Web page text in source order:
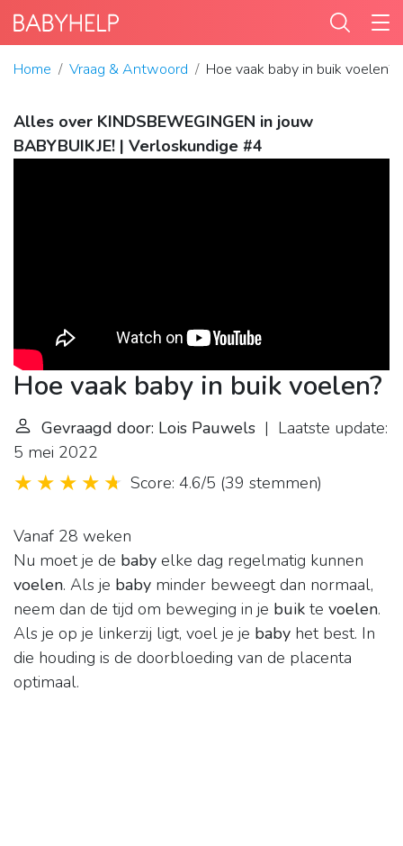
Home Vraag & Antwoord Hoe vaak baby in buik voelen?
Alles over KINDSBEWEGINGEN in jouw
BABYBUIKJE! | Verloskundige #4
Hoe vaak baby in buik voelen?
Gevraagd door: Lois Pauwels | Laatste update:
5 mei 2022
Score: 4.6/5 (39 stemmen)
Vanaf 28 weken
Nu moet je de baby elke dag regelmatig kunnen
voelen. Als je baby minder beweegt dan normaal,
neem dan de tijd om beweging in je buik te voelen.
Als je op je linkerzij ligt, voel je je baby het best. In
die houding is de doorbloeding van de placenta
optimaal.